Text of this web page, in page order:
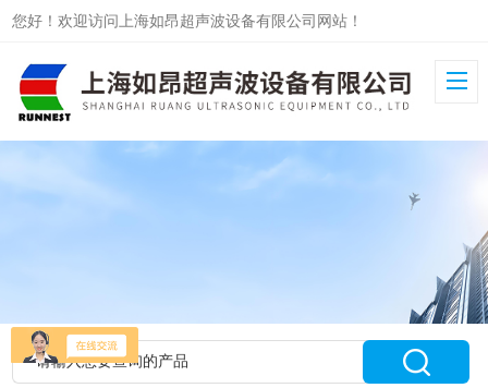
您好！欢迎访问上海如昂超声波设备有限公司网站！